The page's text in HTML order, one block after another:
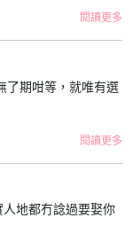
黎，叫我唔好搵
無謂尷尬。又一次我
子在所難免，至少可
合，但係只係出現
係分手邊緣，但係我
既社交媒體
下相，但係佢對
得佢係available。
閱讀更多
了期咁等，就唯有選
閱讀更多
地都冇諗過要娶你